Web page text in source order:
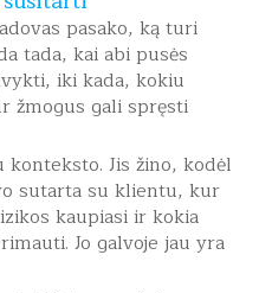
pasako, ką turi
tada, kai abi pusės
iki kada, kokiu
žmogus gali spręsti
konteksto. Jis žino, kodėl
sutarta su klientu, kur
kaupiasi ir kokia
Jo galvoje jau yra